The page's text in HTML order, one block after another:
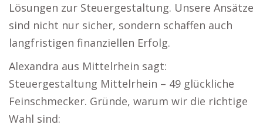
Lösungen zur Steuergestaltung. Unsere Ansätze
sind nicht nur sicher, sondern schaffen auch
langfristigen finanziellen Erfolg.
Alexandra aus Mittelrhein sagt:
Steuergestaltung Mittelrhein – 49 glückliche
Feinschmecker. Gründe, warum wir die richtige
Wahl sind: